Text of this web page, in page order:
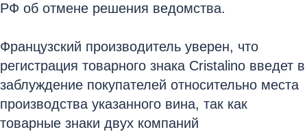
РФ об отмене решения ведомства.
Французский производитель уверен, что
регистрация товарного знака Cristalino введет в
заблуждение покупателей относительно места
производства указанного вина, так как
товарные знаки двух компаний